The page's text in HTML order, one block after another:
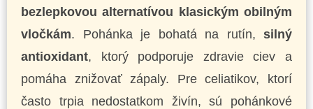
bezlepkovou alternatívou klasickým obilným
vločkám. Pohánka je bohatá na rutín, silný
antioxidant, ktorý podporuje zdravie ciev a
pomáha znižovať zápaly. Pre celiatikov, ktorí
často trpia nedostatkom živín, sú pohánkové